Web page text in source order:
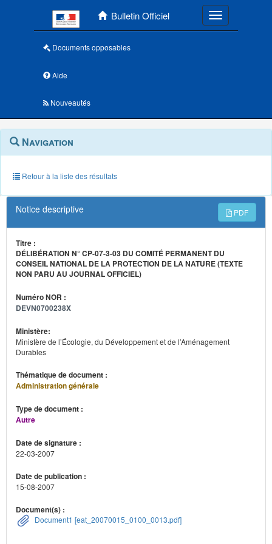
Bulletin Officiel Toggle
Documents opposables
Aide
Nouveautés
Navigation
outils
annexes
Menu
contextuel
Navigation
Retour à la liste des résultats
Notice descriptive PDF
Titre :
DÉLIBÉRATION N° CP-07-3-03 DU COMITÉ PERMANENT DU
CONSEIL NATIONAL DE LA PROTECTION DE LA NATURE (TEXTE
NON PARU AU JOURNAL OFFICIEL)
Numéro NOR :
DEVN0700238X
Ministère:
Ministère de l’Écologie, du Développement et de l’Aménagement
Durables
Thématique de document :
Administration générale
Type de document :
Autre
Date de signature :
22-03-2007
Date de publication :
15-08-2007
Document(s) :
Document1 [eat_20070015_0100_0013.pdf]